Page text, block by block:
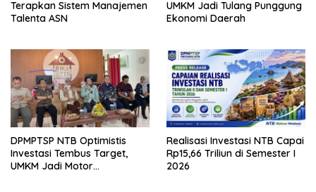
Terapkan Sistem Manajemen
Talenta ASN
UMKM Jadi Tulang Punggung
Ekonomi Daerah
DPMPTSP NTB Optimistis
Investasi Tembus Target,
UMKM Jadi Motor
Realisasi Investasi NTB Capai
Rp15,66 Triliun di Semester I
2026